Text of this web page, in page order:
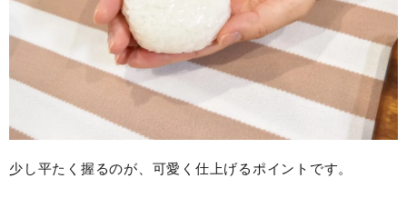
少し平たく握るのが、可愛く仕上げるポイントです。